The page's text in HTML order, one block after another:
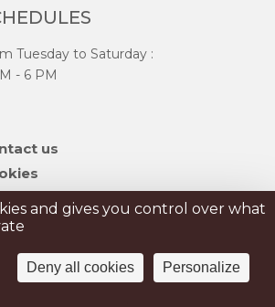
Tuesday to Saturday :
- 6 PM
us
and gives you control over what
Deny all cookies Personalize